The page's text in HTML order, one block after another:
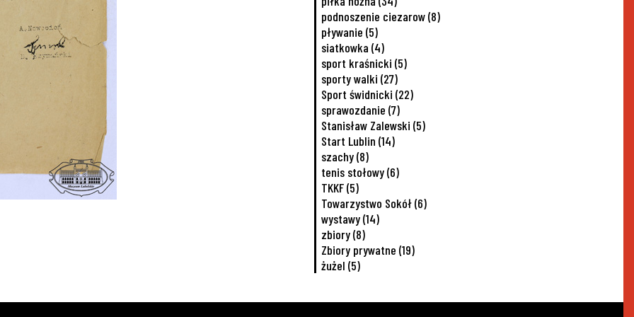
podnoszenie ciezarow(8)
pływanie (5)
siatkowka (4)
sport kraśnicki (5)
sporty walki (27)
Sport świdnicki (22)
sprawozdanie (7)
Stanisław Zalewski (5)
Start Lublin (14)
szachy(8)
tenis stołowy(6)
TKKF(5)
Towarzystwo Sokół(6)
wystawy(14)
zbiory(8)
Zbiory prywatne (19)
żużel (5)